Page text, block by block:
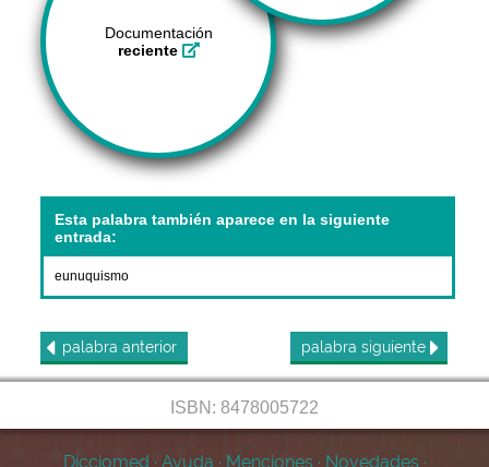
Documentación
reciente
Esta palabra también aparece en la siguiente
entrada:
eunuquismo
palabra anterior palabra siguiente
ISBN: 8478005722
Dicciomed · Ayuda · Menciones · Novedades ·